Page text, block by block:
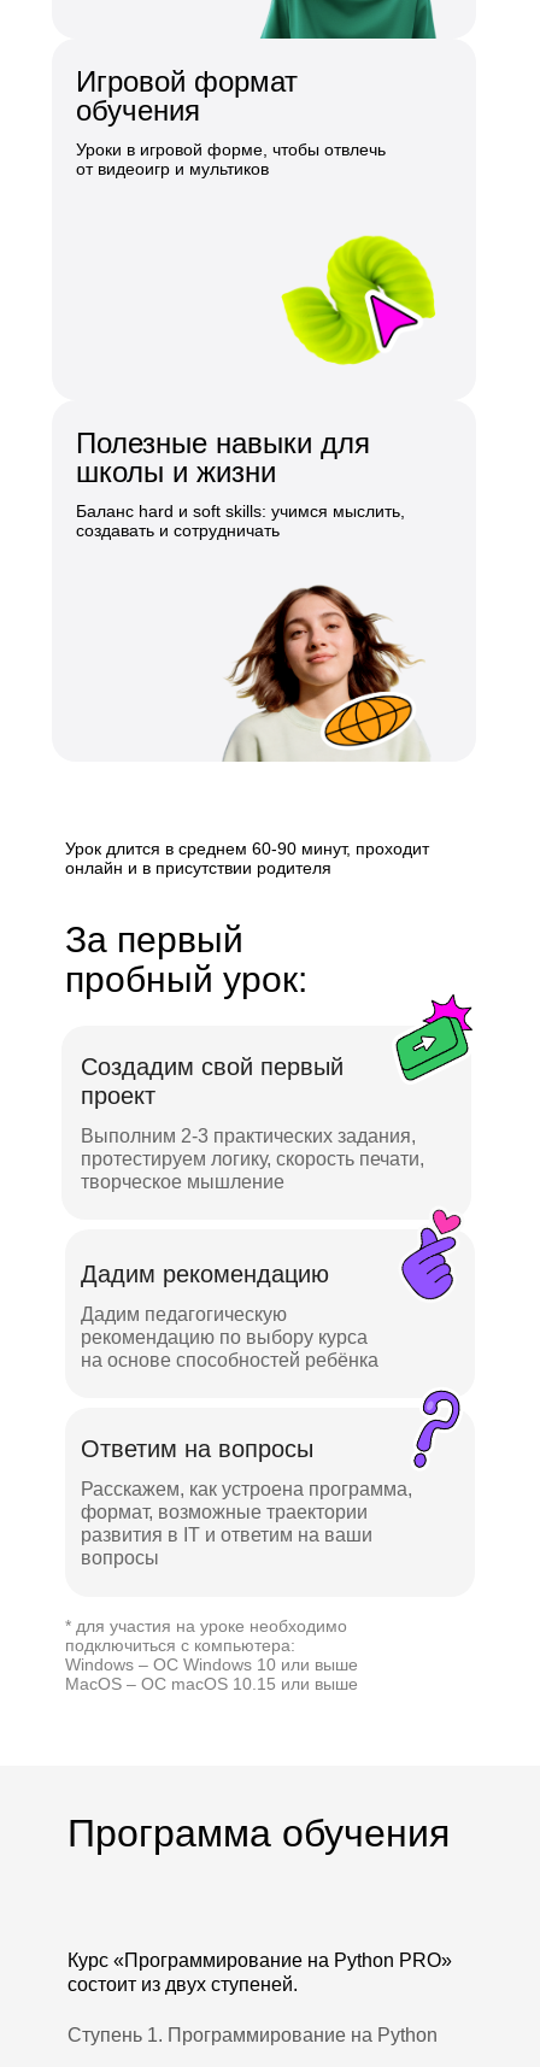
Игровой формат
обучения
Уроки в игровой форме, чтобы отвлечь
от видеоигр и мультиков
Полезные навыки для
школы и жизни
Баланс hard и soft skills: учимся мыслить,
создавать и сотрудничать
Урок длится в среднем 60-90 минут, проходит
онлайн и в присутствии родителя
* для участия на уроке необходимо
подключиться с компьютера:
Windows – ОС Windows 10 или выше
MacOS – ОС macOS 10.15 или выше
За первый
пробный урок:
Создадим свой первый
проект
Выполним 2-3 практических задания,
протестируем логику, скорость печати,
творческое мышление
Дадим рекомендацию
Дадим педагогическую
рекомендацию по выбору курса
на основе способностей ребёнка
Ответим на вопросы
Расскажем, как устроена программа,
формат, возможные траектории
развития в IT и ответим на ваши
вопросы
Программа обучения
Ступень 1. Программирование на Python
Курс «Программирование на Python PRO»
состоит из двух ступеней.